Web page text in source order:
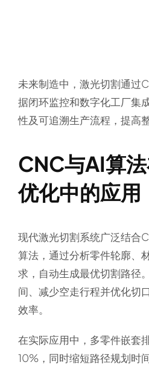
未来制造中，激光切割通过
据闭环监控和数字化工厂集
性及可追溯生产流程，提高
CNC与AI算
优化中的应用
现代激光切割系统广泛结合
算法，通过分析零件轮廓、
求，自动生成最优切割路径
间、减少空走行程并优化切
效率。
在实际应用中，多零件嵌套
10%，同时缩短路径规划时